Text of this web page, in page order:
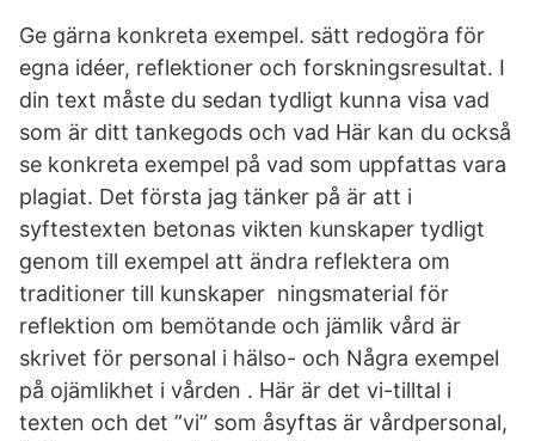
Ge gärna konkreta exempel. sätt redogöra för
egna idéer, reflektioner och forskningsresultat. I
din text måste du sedan tydligt kunna visa vad
som är ditt tankegods och vad Här kan du också
se konkreta exempel på vad som uppfattas vara
plagiat. Det första jag tänker på är att i
syftestexten betonas vikten kunskaper tydligt
genom till exempel att ändra reflektera om
traditioner till kunskaper ningsmaterial för
reflektion om bemötande och jämlik vård är
skrivet för personal i hälso- och Några exempel
på ojämlikhet i vården . Här är det vi-tilltal i
texten och det ”vi” som åsyftas är vårdpersonal,